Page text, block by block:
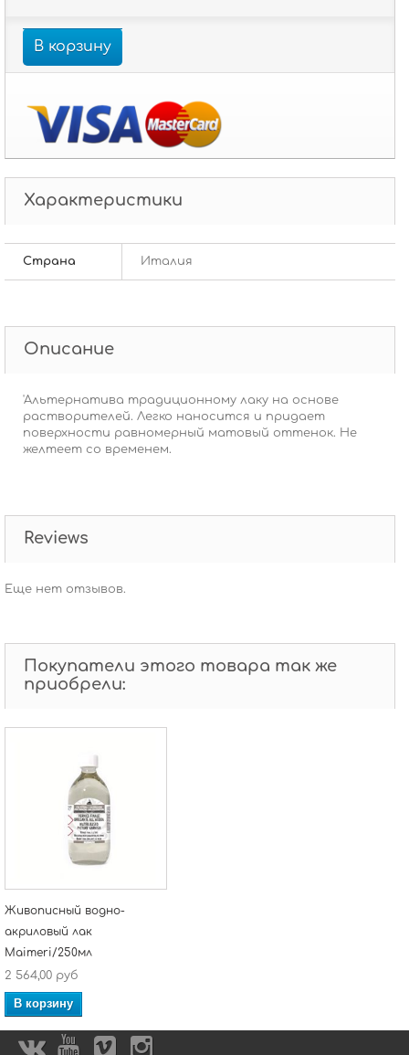
В корзину
Характеристики
Страна Италия
Описание
'Альтернатива традиционному лаку на основе
растворителей. Легко наносится и придает
поверхности равномерный матовый оттенок. Не
желтеет со временем.
Reviews
Еще нет отзывов.
Покупатели этого товара так же
приобрели:
Живописный водно-
акриловый лак
Maimeri/250мл
2 564,00 руб
В корзину